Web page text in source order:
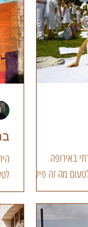
באירופה
מה זה פיקניק